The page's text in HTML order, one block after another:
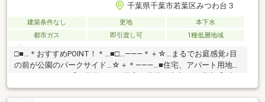
千葉県千葉市若葉区みつわ台３
建築条件なし 更地
本下水
都市ガス
即引渡し可 1種低層地域
□■…＊おすすめPOINT！＊…■□…―――＊＋☆…まるでお庭感覚♪目
の前が公園のパークサイド…☆＋＊―――…■住宅、アパート用地と
しておすすめ♪■【お子様のいる子育て世帯も安心の住環境♪】◆
小学校徒歩5分◆中学校徒歩10分◆幼稚園徒歩7分◆保育園徒歩8
分◇◇毎日の通学楽々の好立地♪【お買い物も便利♪】◆ヤオコー